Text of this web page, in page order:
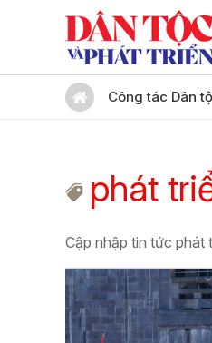
Công tác Dân
phát
Cập nhập tin tức phát